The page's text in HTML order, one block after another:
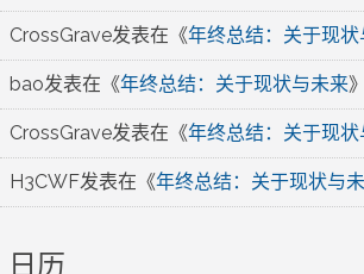
CrossGrave发表在《年终总结：关于现状
bao发表在《年终总结：关于现状与未来》
CrossGrave发表在《年终总结：关于现状
H3CWF发表在《年终总结：关于现状与
日历